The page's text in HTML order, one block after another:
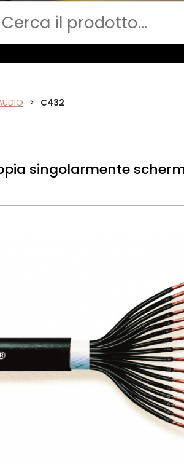
> C432
singolarmente